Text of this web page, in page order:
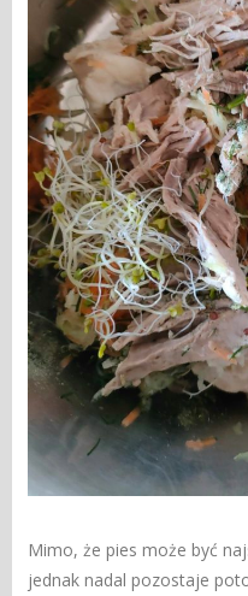
Mimo, że pies może być
jednak nadal pozostaje